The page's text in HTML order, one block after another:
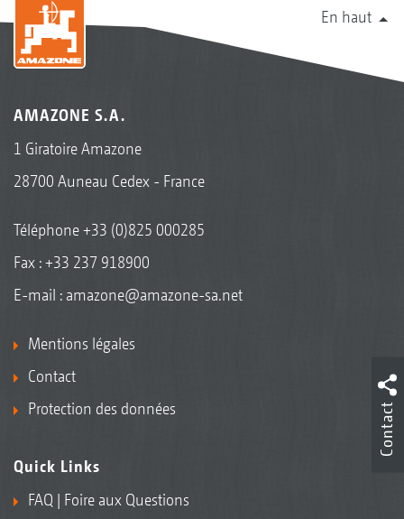
En haut
AMAZONE S.A.
1 Giratoire Amazone
28700 Auneau Cedex - France
Téléphone+33 (0)825 000285
Fax : +33 237 918900
E-mail : amazone@amazone-sa.net
Mentions légales
Contact
Protection des données
Quick Links
FAQ | Foire aux Questions
Contact